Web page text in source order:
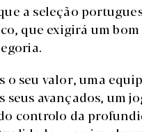
a seleção
que exigirá um
o seu valor, uma
avançados, um
controlo da